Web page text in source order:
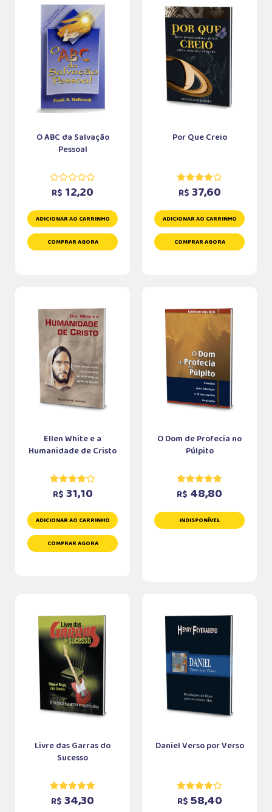
O ABC da Salvação
Pessoal
R$ 12,20
ADICIONAR AO CARRINHO
COMPRAR AGORA
Por Que Creio
R$ 37,60
ADICIONAR AO CARRINHO
COMPRAR AGORA
Ellen White e a
Humanidade de Cristo
R$ 31,10
ADICIONAR AO CARRINHO
COMPRAR AGORA
O Dom de Profecia no
Púlpito
R$ 48,80
INDISPONÍVEL
Livre das Garras do
Sucesso
R$ 34,30
Daniel Verso por Verso
R$ 58,40